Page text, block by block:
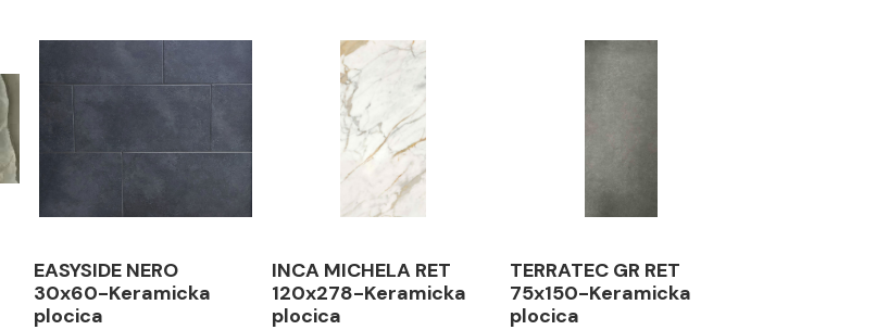
EASYSIDE NERO
30x60-Keramicka
plocica
INCA MICHELA RET
120x278-Keramicka
plocica
TERRATEC GR RET
75x150-Keramicka
plocica